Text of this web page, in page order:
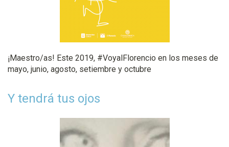
¡Maestro/as! Este 2019, #VoyalFlorencio en los meses de
mayo, junio, agosto, setiembre y octubre
Y tendrá tus ojos